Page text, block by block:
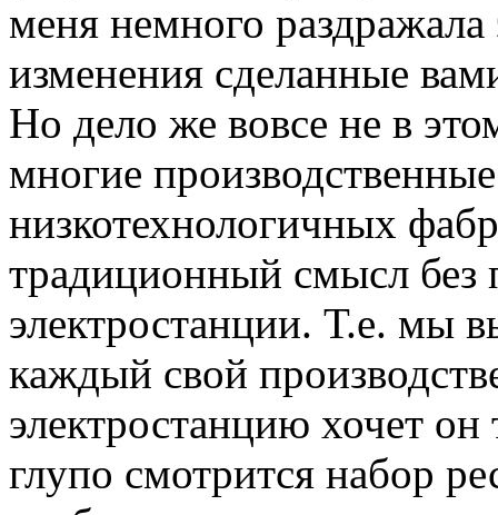
меня немного
изменения сделанные
Но дело же вовсе не в
многие
низкотехнологичных
традиционный смысл без
электростанции. Т.е. мы
каждый свой
электростанцию хочет
глупо смотрится набор